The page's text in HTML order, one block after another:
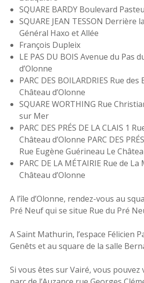
SQUARE BARDY Boulevard
SQUARE JEAN TESSON Derrière
Général Haxo et Allée
François Dupleix
LE PAS DU BOIS Avenue du Pas
d’Olonne
PARC DES BOILARDRIES Rue
Château d’Olonne
SQUARE WORTHING Rue
sur Mer
PARC DES PRÉS DE LA CLAIS 1
Château d’Olonne PARC DES
Rue Eugène Guérineau Le
PARC DE LA MÉTAIRIE Rue de
Château d’Olonne
A l’île d’Olonne, rendez-vous au
Pré Neuf qui se situe Rue du Pré
A Saint Mathurin, l’espace Félicien
Genêts et au square de la salle
Si vous êtes sur Vairé, vous pouvez